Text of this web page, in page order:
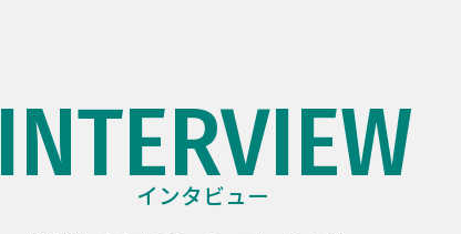
INTERVIEW
インタビュー